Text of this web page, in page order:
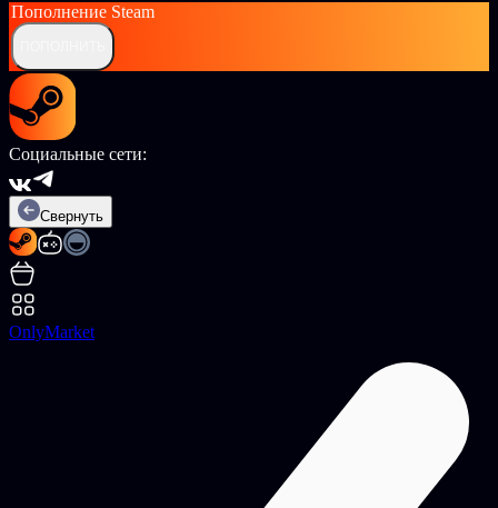
Пополнение Steam
Социальные сети:
Свернуть
OnlyMarket